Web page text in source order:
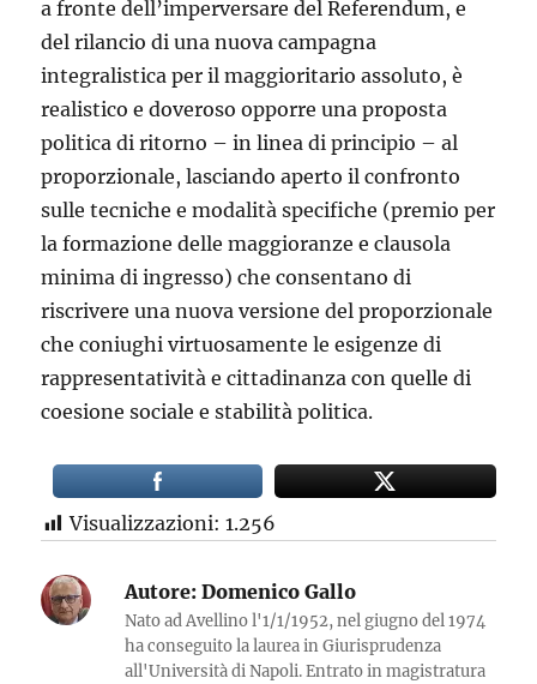
a fronte dell’imperversare del Referendum, e
del rilancio di una nuova campagna
integralistica per il maggioritario assoluto, è
realistico e doveroso opporre una proposta
politica di ritorno – in linea di principio – al
proporzionale, lasciando aperto il confronto
sulle tecniche e modalità specifiche (premio per
la formazione delle maggioranze e clausola
minima di ingresso) che consentano di
riscrivere una nuova versione del proporzionale
che coniughi virtuosamente le esigenze di
rappresentatività e cittadinanza con quelle di
coesione sociale e stabilità politica.
Visualizzazioni: 1.256
Autore: Domenico Gallo
Nato ad Avellino l'1/1/1952, nel giugno del 1974
ha conseguito la laurea in Giurisprudenza
all'Università di Napoli. Entrato in magistratura